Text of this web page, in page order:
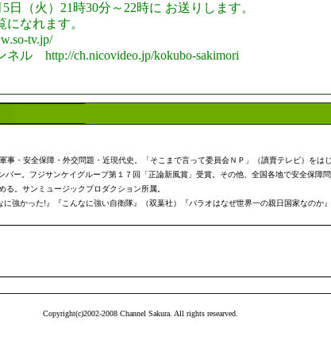
（火）21時30分～22時に お送りします。
なれます。
tv.jp/
ch.nicovideo.jp/kokubo-sakimori
事・安全保障・外交問題・近現代史。「そこまで言って委員会ＮＰ」（讀賣テレビ）をは
バー。フジサンケイグループ第１７回「正論新風賞」受賞。その他、全国各地で安全保障
。サンミュージックプロダクション所属。
強かった!』『こんなに強い自衛隊』（双葉社）『パラオはなぜ世界一の親日国家なのか
Copyright(c)2002-2008 Channel Sakura. All rights researved.